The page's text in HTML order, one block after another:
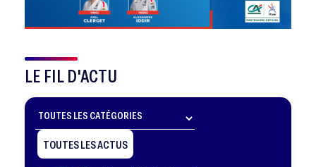
LE FIL D'ACTU
TOUTES LES ACTUS